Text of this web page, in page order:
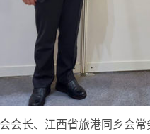
会长、江西省旅港同乡会